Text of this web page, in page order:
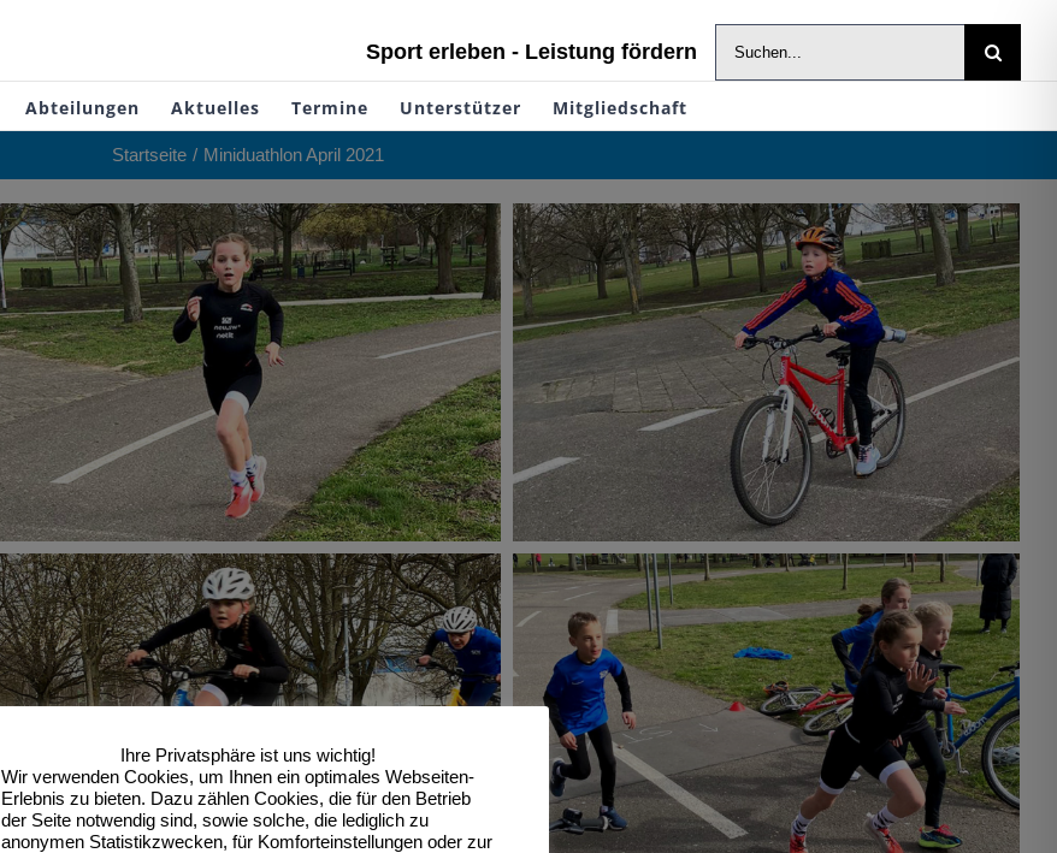
Sport erleben - Leistung fördern
Suche
nach:
Abteilungen Aktuelles Termine Unterstützer Mitgliedschaft
Startseite Miniduathlon April 2021
Ihre Privatsphäre ist uns wichtig!
Wir verwenden Cookies, um Ihnen ein optimales Webseiten-
Erlebnis zu bieten. Dazu zählen Cookies, die für den Betrieb
der Seite notwendig sind, sowie solche, die lediglich zu
anonymen Statistikzwecken, für Komforteinstellungen oder zur